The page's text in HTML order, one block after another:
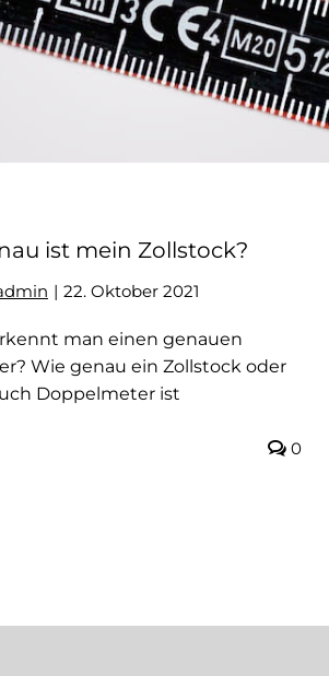
ist mein Zollstock?
| 22. Oktober 2021
man einen genauen
Wie genau ein Zollstock oder
Doppelmeter ist
0